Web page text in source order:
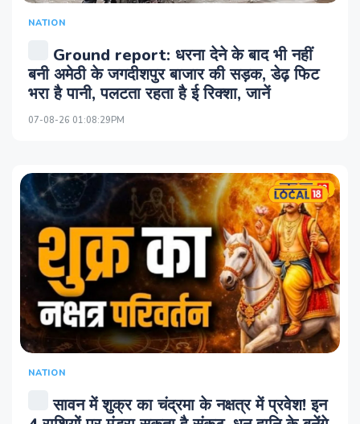
NATION
Ground report: धरना देने के बाद भी नहीं
बनी अमेठी के जगदीशपुर बाजार की सड़क, डेढ़ फिट
भरा है पानी, पलटता रहता है ई रिक्शा, जानें
07-08-26 01:08:29PM
NATION
सावन में शुक्र का चंद्रमा के नक्षत्र में प्रवेश! इन